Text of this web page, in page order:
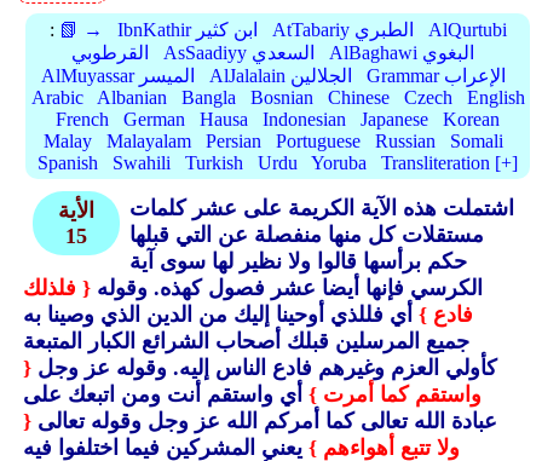
: 📗 → IbnKathir ابن كثير AtTabariy الطبري
AlQurtubi
القرطوبي
AsSaadiyy السعدي
AlBaghawi البغوي
AlMuyassar الميسر
AlJalalain الجلالين
Grammar الإعراب
Arabic
Albanian Bangla Bosnian Chinese Czech
English
French
German Hausa Indonesian Japanese
Korean
Malay
Malayalam Persian Portuguese Russian
Somali
Spanish
Swahili Turkish Urdu Yoruba Transliteration [+]
الأية
15
اشتملت هذه الآية الكريمة على عشر كلمات
مستقلات كل منها منفصلة عن التي قبلها
حكم برأسها قالوا ولا نظير لها سوى آية
الكرسي فإنها أيضا عشر فصول كهذه.وقوله { فلذلك
فادع }أي فللذي أوحينا إليك من الدين الذي وصينا به
جميع المرسلين قبلك أصحاب الشرائع الكبار المتبعة
كأولي العزم وغيرهم فادع الناس إليه.وقوله عز وجل {
واستقم كما أمرت }أي واستقم أنت ومن اتبعك على
عبادة الله تعالى كما أمركم الله عز وجل وقوله تعالى {
ولا تتبع أهواءهم }يعني المشركين فيما اختلفوا فيه